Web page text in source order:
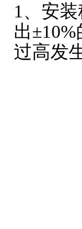
1、安
出
过高发